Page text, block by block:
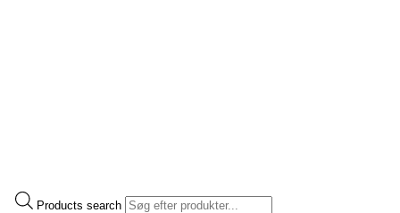
Products search